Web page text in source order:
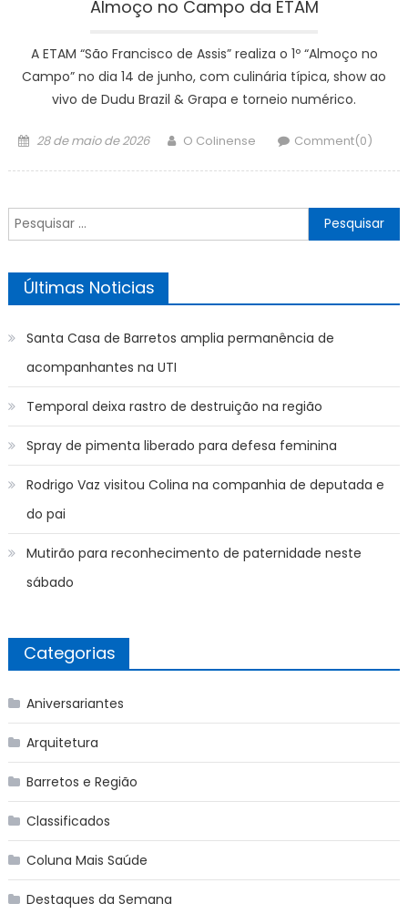
Almoço no Campo da ETAM
A ETAM “São Francisco de Assis” realiza o 1º “Almoço no
Campo” no dia 14 de junho, com culinária típica, show ao
vivo de Dudu Brazil & Grapa e torneio numérico.
Posted
28 de maio de 2026 Author
O Colinense Comment(0)
Pesquisar
por:
Últimas Noticias
Santa Casa de Barretos amplia permanência de
acompanhantes na UTI
Temporal deixa rastro de destruição na região
Spray de pimenta liberado para defesa feminina
Rodrigo Vaz visitou Colina na companhia de deputada e
do pai
Mutirão para reconhecimento de paternidade neste
sábado
Categorias
Aniversariantes
Arquitetura
Barretos e Região
Classificados
Coluna Mais Saúde
Destaques da Semana